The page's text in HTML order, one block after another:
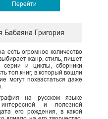
Перейти
Бабаяна Григория
есть огромное количество
жанр, стиль, пишет
и циклы, сборники
топ книг, в который вошли
могут похвастаться даже
на русском языке
и полезной
его рождения, в какой